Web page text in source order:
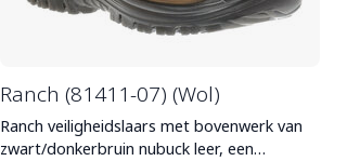
Ranch (81411-07) (Wol)
Ranch veiligheidslaars met bovenwerk van
zwart/donkerbruin nubuck leer, een